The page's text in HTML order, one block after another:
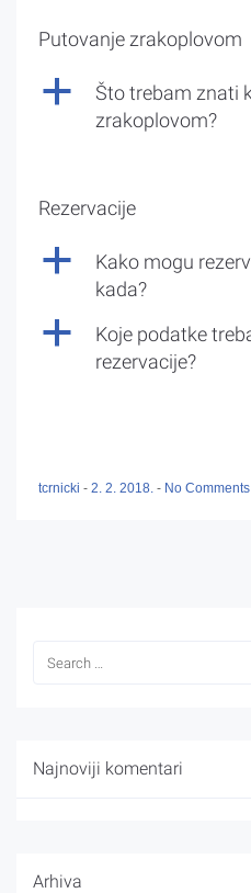
Putovanje zrakoplovom
a
Što trebam znati
zrakoplovom?
Rezervacije
a
Kako mogu
kada?
a
Koje podatke
rezervacije?
tcrnicki - 2. 2. 2018. - No Comments
Najnoviji komentari
Arhiva